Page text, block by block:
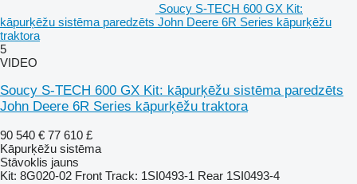
Soucy S-TECH 600 GX Kit:
kāpurķēžu sistēma paredzēts John Deere 6R Series kāpurķēžu
traktora
5
VIDEO
Soucy S-TECH 600 GX Kit: kāpurķēžu sistēma paredzēts
John Deere 6R Series kāpurķēžu traktora
90 540 € 77 610 £
Kāpurķēžu sistēma
Stāvoklis jauns
Kit: 8G020-02 Front Track: 1SI0493-1 Rear 1SI0493-4